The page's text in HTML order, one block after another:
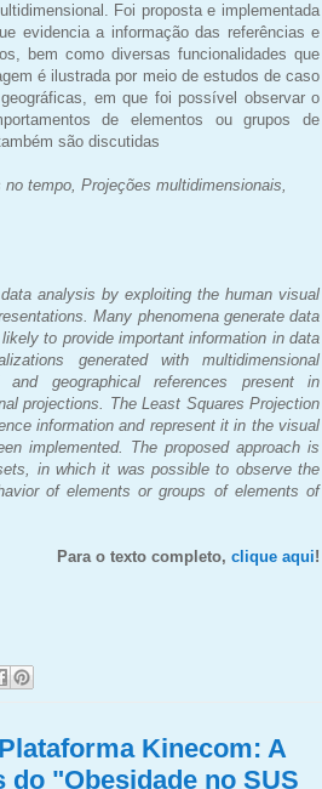
Foi proposta e implementada
evidencia a informação das referências e
bem como diversas funcionalidades que
é ilustrada por meio de estudos de caso
em que foi possível observar o
de elementos ou grupos de
são discutidas
tempo, Projeções multidimensionais,
analysis by exploiting the human visual
Many phenomena generate data
to provide important information in data
generated with multidimensional
geographical references present in
projections. The Least Squares Projection
information and represent it in the visual
implemented. The proposed approach is
in which it was possible to observe the
of elements or groups of elements of
Para o texto completo, clique aqui!
Kinecom: A
"Obesidade no SUS